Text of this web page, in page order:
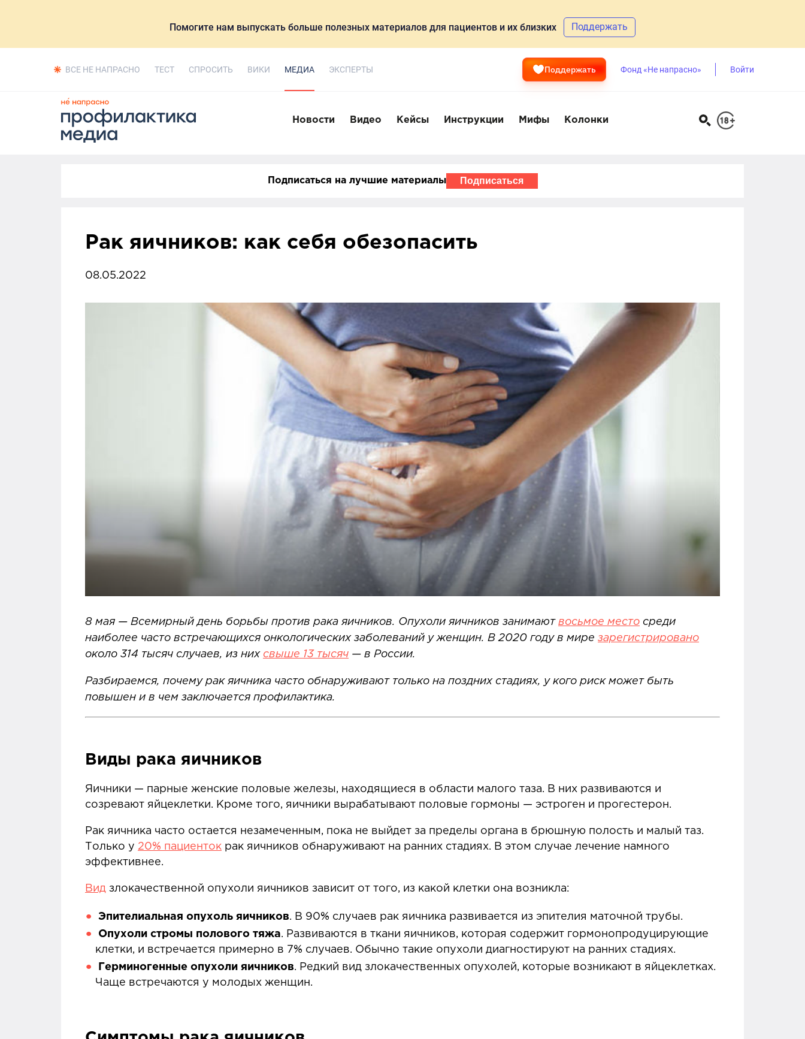
Помогите нам выпускать больше полезных материалов для пациентов и их близких Поддержать
ВСЕ НЕ НАПРАСНО ТЕСТ СПРОСИТЬ ВИКИ МЕДИА ЭКСПЕРТЫ Поддержать Фонд «Не напрасно» Войти
Новости Видео Кейсы Инструкции Мифы Колонки
Подписаться на лучшие материалы Подписаться
Рак яичников: как себя обезопасить
08.05.2022
8 мая — Всемирный день борьбы против рака яичников. Опухоли яичников занимают восьмое место среди
наиболее часто встречающихся онкологических заболеваний у женщин. В 2020 году в мире зарегистрировано
около 314 тысяч случаев, из них свыше 13 тысяч — в России.
Разбираемся, почему рак яичника часто обнаруживают только на поздних стадиях, у кого риск может быть
повышен и в чем заключается профилактика.
Виды рака яичников
Яичники — парные женские половые железы, находящиеся в области малого таза. В них развиваются и
созревают яйцеклетки. Кроме того, яичники вырабатывают половые гормоны — эстроген и прогестерон.
Рак яичника часто остается незамеченным, пока не выйдет за пределы органа в брюшную полость и малый таз.
Только у 20% пациенток рак яичников обнаруживают на ранних стадиях. В этом случае лечение намного
эффективнее.
Вид злокачественной опухоли яичников зависит от того, из какой клетки она возникла:
Эпителиальная опухоль яичников. В 90% случаев рак яичника развивается из эпителия маточной трубы.
Опухоли стромы полового тяжа. Развиваются в ткани яичников, которая содержит гормонопродуцирующие
клетки, и встречается примерно в 7% случаев. Обычно такие опухоли диагностируют на ранних стадиях.
Герминогенные опухоли яичников. Редкий вид злокачественных опухолей, которые возникают в яйцеклетках.
Чаще встречаются у молодых женщин.